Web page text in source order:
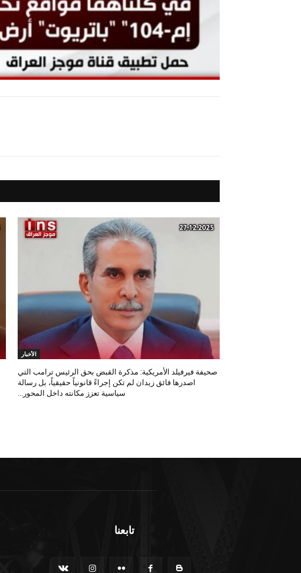
الأخبار
صحيفة فيرفيلد الأمريكية: مذكرة القبض بحق الرئيس ترامب التي
اصدرها فائق زيدان لم تكن إجراءً قانونياً حقيقياً، بل رسالة
سياسية تعزز مكانته داخل المحور...
تابعنا